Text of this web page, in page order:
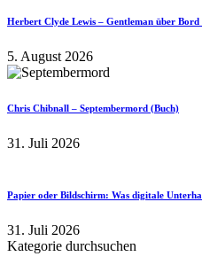
Herbert Clyde Lewis – Gentleman über Bord
5. August 2026
Chris Chibnall – Septembermord (Buch)
31. Juli 2026
Papier oder Bildschirm: Was digitale
31. Juli 2026
Kategorie durchsuchen